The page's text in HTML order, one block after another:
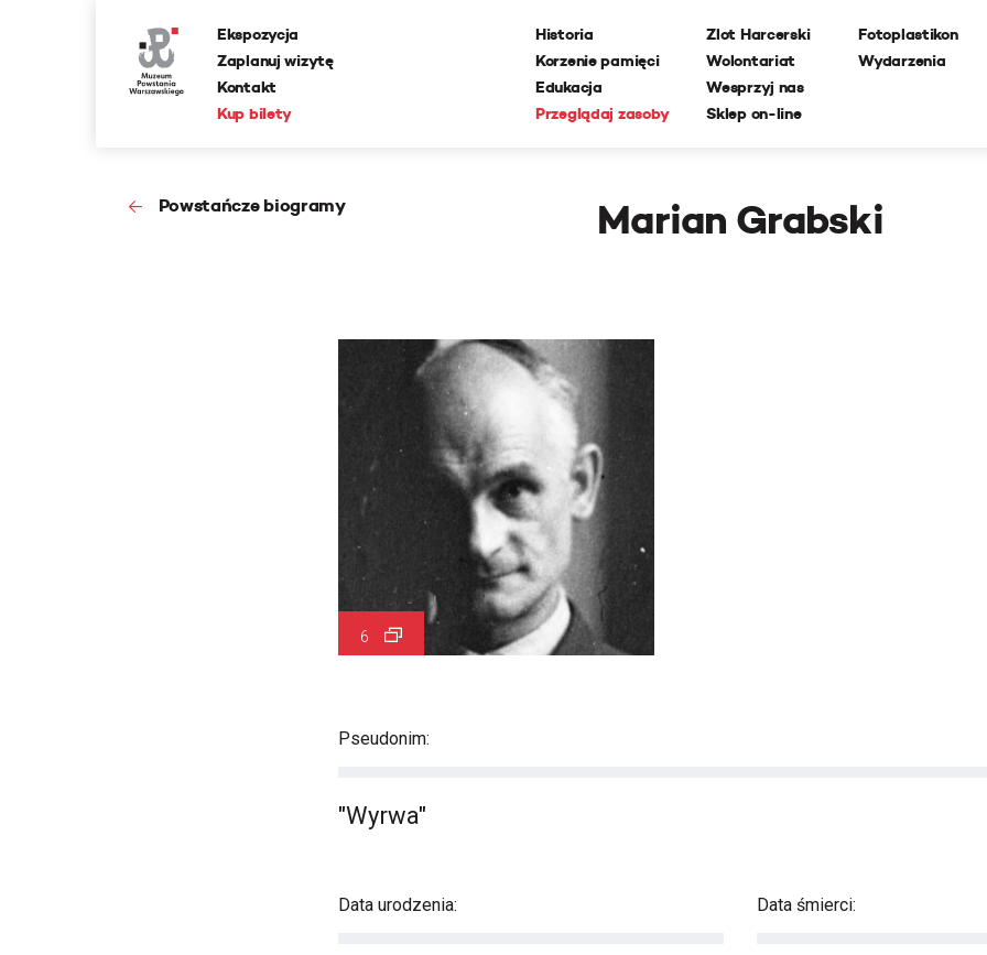
Ekspozycja
Zaplanuj wizytę
Kontakt
Kup bilety
Historia
Korzenie pamięci
Edukacja
Przeglądaj zasoby
Zlot Harcerski
Wolontariat
Wesprzyj nas
Sklep on-line
Fotoplastikon
Wydarzenia
Powstańcze biogramy Marian Grabski
6
Pseudonim:
"Wyrwa"
Data urodzenia: Data śmierci: